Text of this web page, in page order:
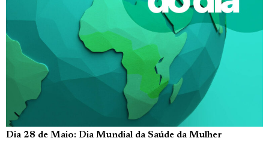
Dia 28 de Maio: Dia Mundial da Saúde da Mulher